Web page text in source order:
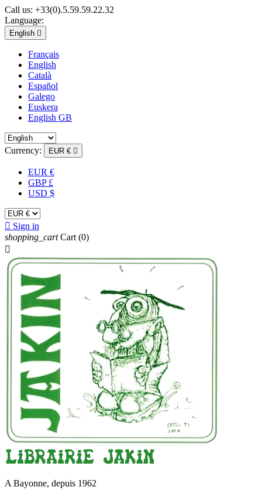
Call us: +33(0).5.59.59.22.32
Language:
English 
Français
English
Català
Español
Galego
Euskera
English GB
Currency: EUR € 
EUR €
GBP £
USD $
 Sign in
shopping_cart Cart (0)

A Bayonne, depuis 1962